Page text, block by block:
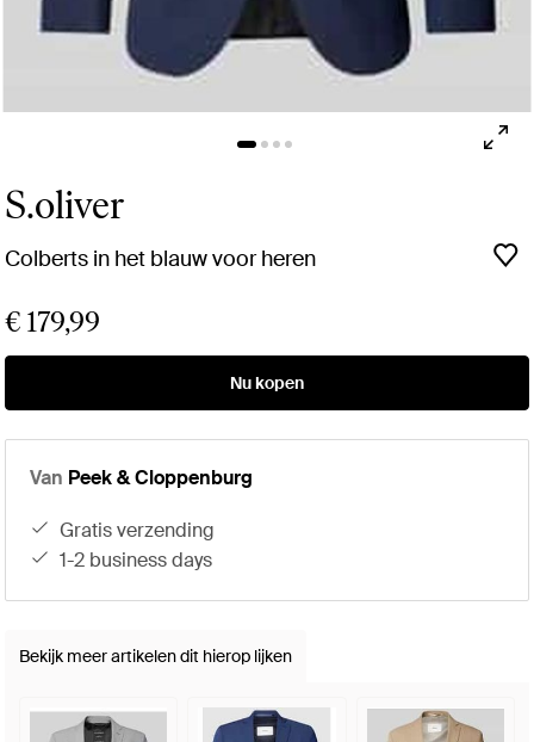
S.oliver
Colberts in het blauw voor heren
€ 179,99
Nu kopen
Van Peek & Cloppenburg
gratis verzending
1-2 business days
Bekijk meer artikelen dit hierop lijken